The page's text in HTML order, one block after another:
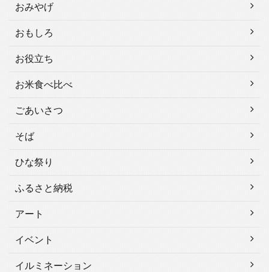
おみやげ
おもしろ
お役立ち
お米食べ比べ
ごあいさつ
そば
ひな祭り
ふるさと納税
アート
イベント
イルミネーション